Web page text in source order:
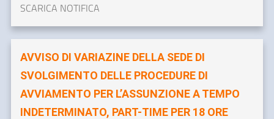
SCARICA NOTIFICA
AVVISO DI VARIAZINE DELLA SEDE DI
SVOLGIMENTO DELLE PROCEDURE DI
AVVIAMENTO PER L’ASSUNZIONE A TEMPO
INDETERMINATO, PART-TIME PER 18 ORE